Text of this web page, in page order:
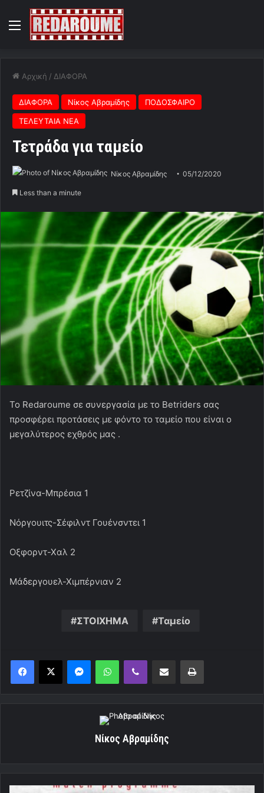
Menu
Αρχική / ΔΙΑΦΟΡΑ
ΔΙΑΦΟΡΑ Νίκος Αβραμίδης
ΠΟΔΟΣΦΑΙΡΟ
ΤΕΛΕΥΤΑΙΑ ΝΕΑ
Τετράδα για ταμείο
Νίκος Αβραμίδης 05/12/2020
Less than a minute
To Redaroume σε συνεργασία με το Betriders σας
προσφέρει προτάσεις με φόντο το ταμείο που είναι ο
μεγαλύτερος εχθρός μας .
Ρετζίνα-Μπρέσια 1
Νόργουιτς-Σέφιλντ Γουένσντει 1
Οξφορντ-Χαλ 2
Μάδεργουελ-Χιμπέρνιαν 2
ΣΤΟΙΧΗΜΑ Ταμείο
MessengerWhatsAppViber Κοινοποίηση μέσω ηλεκτρονικού ταχυδρομείουΕκτύπωση
Νίκος Αβραμίδης